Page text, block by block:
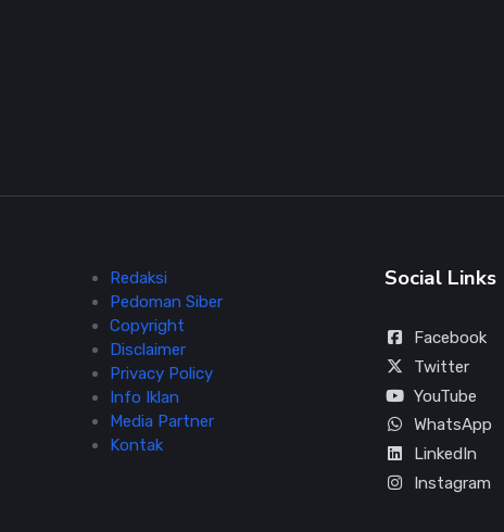
Redaksi
Pedoman Siber
Copyright
Disclaimer
Privacy Policy
Info Iklan
Media Partner
Kontak
Social Links
Facebook
Twitter
YouTube
WhatsApp
LinkedIn
Instagram